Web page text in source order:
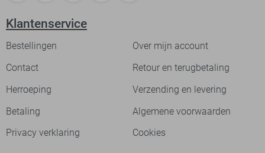
Klantenservice
Bestellingen
Over mijn account
Contact
Retour en terugbetaling
Herroeping
Verzending en levering
Betaling
Algemene voorwaarden
Privacy verklaring
Cookies